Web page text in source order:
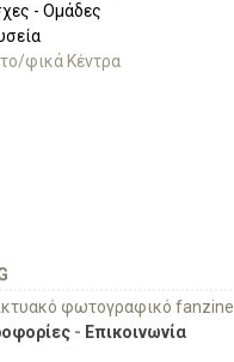
- Ομάδες
φικά Κέντρα
φωτογραφικό fanzine
- Επικοινωνία